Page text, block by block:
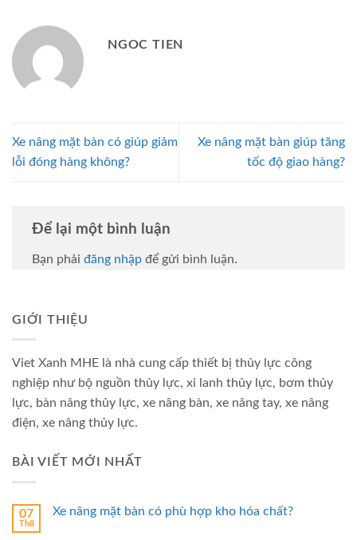
NGOC TIEN
Xe nâng mặt bàn có giúp giảm
lỗi đóng hàng không?
Xe nâng mặt bàn giúp tăng
tốc độ giao hàng?
Để lại một bình luận
Bạn phải đăng nhập để gửi bình luận.
GIỚI THIỆU
Viet Xanh MHE là nhà cung cấp thiết bị thủy lực công
nghiệp như bộ nguồn thủy lực, xi lanh thủy lực, bơm thủy
lực, bàn nâng thủy lực, xe nâng bàn, xe nâng tay, xe nâng
điện, xe nâng thủy lực.
BÀI VIẾT MỚI NHẤT
07
Th8
Xe nâng mặt bàn có phù hợp kho hóa chất?